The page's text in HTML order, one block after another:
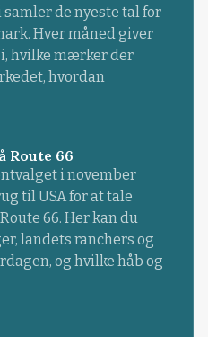
de nyeste tal for
Hver måned giver
hvilke mærker der
hvordan
Route 66
i november
til USA for at tale
66. Her kan du
landets ranchers og
og hvilke håb og